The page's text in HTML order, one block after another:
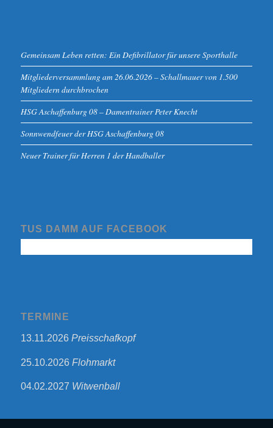
Gemeinsam Leben retten: Ein Defibrillator für unsere Sporthalle
Mitgliederversammlung am 26.06.2026 – Schallmauer von 1.500
Mitgliedern durchbrochen
HSG Aschaffenburg 08 – Damentrainer Peter Knecht
Sonnwendfeuer der HSG Aschaffenburg 08
Neuer Trainer für Herren 1 der Handballer
TUS DAMM AUF FACEBOOK
TERMINE
13.11.2026 Preisschafkopf
25.10.2026 Flohmarkt
04.02.2027 Witwenball